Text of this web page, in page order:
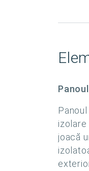
izolare
joacă